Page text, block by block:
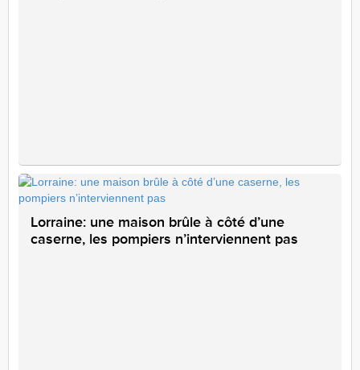
Lorraine: une maison brûle à côté d’une
caserne, les pompiers n’interviennent pas